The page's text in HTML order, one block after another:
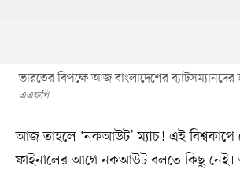
ভারতের বিপক্ষে আজ বাংলাদেশের ব্যাটসম্যানদের
এএফপি
আজ তাহলে ‘নকআউট’ ম্যাচ! এই বিশ্বকাপে
ফাইনালের আগে নকআউট বলতে কিছু নেই।